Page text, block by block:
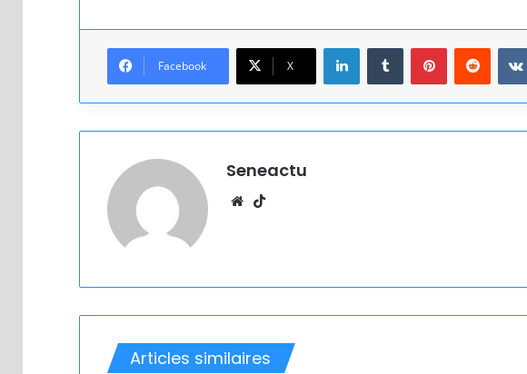
Facebook X
LinkedinTumblr PinterestReddit
Seneactu
Website
Articles similaires